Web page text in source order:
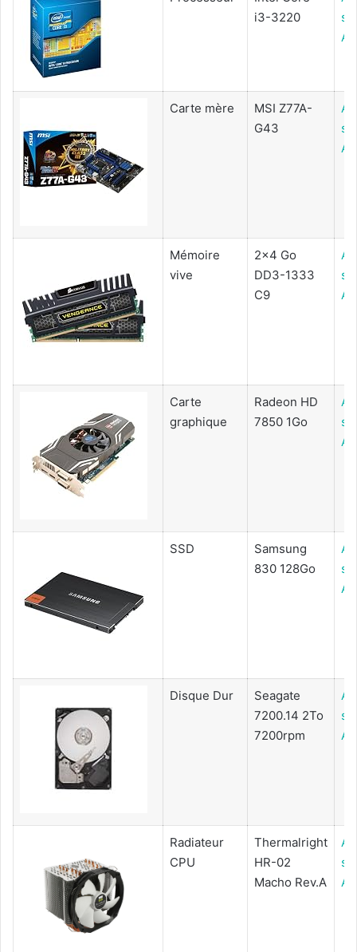
i3-3220
Carte mère
MSI Z77A-
G43
Mémoire
vive
2x4 Go
DD3-1333
C9
Carte
graphique
Radeon HD
7850 1Go
SSD
Samsung
830 128Go
Disque Dur
Seagate
7200.14 2To
7200rpm
Radiateur
CPU
Thermalright
HR-02
Macho Rev.A